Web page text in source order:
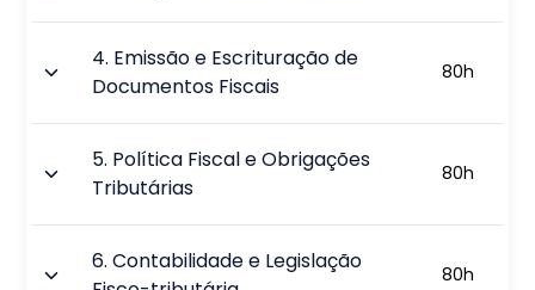
4. Emissão e Escrituração de
Documentos Fiscais
80h
5. Política Fiscal e Obrigações
Tributárias
80h
6.Contabilidade e Legislação
80h